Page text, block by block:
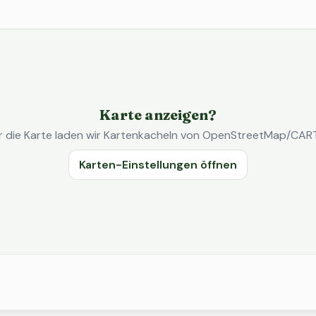
Karte anzeigen?
die Karte laden wir Kartenkacheln von OpenStreetMap/
Karten-Einstellungen öffnen